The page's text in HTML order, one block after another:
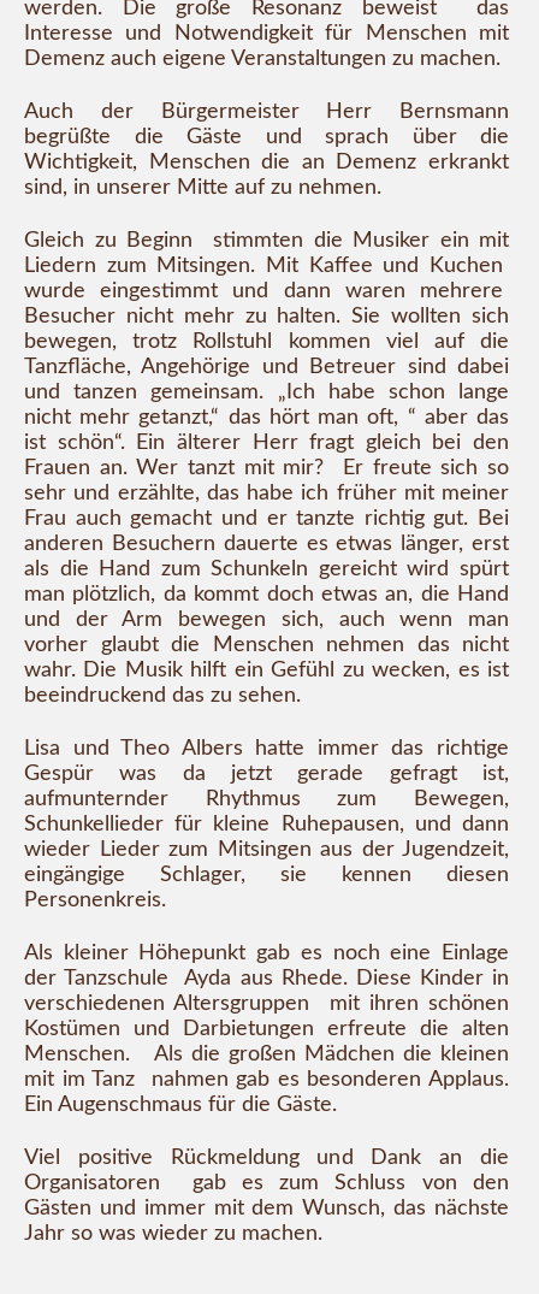
werden. Die große Resonanz beweist das
Interesse und Notwendigkeit für Menschen mit
Demenz auch eigene Veranstaltungen zu machen.
Auch der Bürgermeister Herr Bernsmann
begrüßte die Gäste und sprach über die
Wichtigkeit, Menschen die an Demenz erkrankt
sind, in unserer Mitte auf zu nehmen.
Gleich zu Beginn stimmten die Musiker ein mit
Liedern zum Mitsingen. Mit Kaffee und Kuchen
wurde eingestimmt und dann waren mehrere
Besucher nicht mehr zu halten. Sie wollten sich
bewegen, trotz Rollstuhl kommen viel auf die
Tanzfläche, Angehörige und Betreuer sind dabei
und tanzen gemeinsam. „Ich habe schon lange
nicht mehr getanzt,“ das hört man oft, “ aber das
ist schön“. Ein älterer Herr fragt gleich bei den
Frauen an. Wer tanzt mit mir? Er freute sich so
sehr und erzählte, das habe ich früher mit meiner
Frau auch gemacht und er tanzte richtig gut. Bei
anderen Besuchern dauerte es etwas länger, erst
als die Hand zum Schunkeln gereicht wird spürt
man plötzlich, da kommt doch etwas an, die Hand
und der Arm bewegen sich, auch wenn man
vorher glaubt die Menschen nehmen das nicht
wahr. Die Musik hilft ein Gefühl zu wecken, es ist
beeindruckend das zu sehen.
Lisa und Theo Albers hatte immer das richtige
Gespür was da jetzt gerade gefragt ist,
aufmunternder Rhythmus zum Bewegen,
Schunkellieder für kleine Ruhepausen, und dann
wieder Lieder zum Mitsingen aus der Jugendzeit,
eingängige Schlager, sie kennen diesen
Personenkreis.
Als kleiner Höhepunkt gab es noch eine Einlage
der Tanzschule Ayda aus Rhede. Diese Kinder in
verschiedenen Altersgruppen mit ihren schönen
Kostümen und Darbietungen erfreute die alten
Menschen. Als die großen Mädchen die kleinen
mit im Tanz nahmen gab es besonderen Applaus.
Ein Augenschmaus für die Gäste.
Viel positive Rückmeldung und Dank an die
Organisatoren gab es zum Schluss von den
Gästen und immer mit dem Wunsch, das nächste
Jahr so was wieder zu machen.